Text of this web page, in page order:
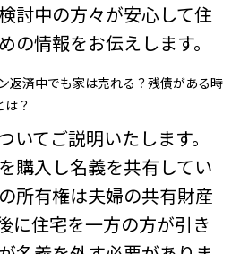
討中の方々が安心して住
の情報をお伝えします。
返済中でも家は売れる？残債がある時
？
いてご説明いたします。
購入し名義を共有してい
所有権は夫婦の共有財産
に住宅を一方の方が引き